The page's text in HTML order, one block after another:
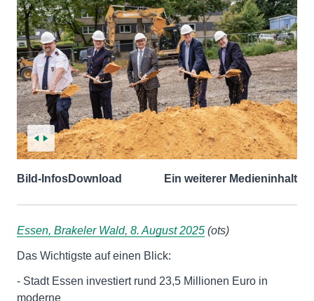
Bild-InfosDownload Ein weiterer Medieninhalt
Essen, Brakeler Wald, 8. August 2025 (ots)
Das Wichtigste auf einen Blick:
- Stadt Essen investiert rund 23,5 Millionen Euro in
moderne